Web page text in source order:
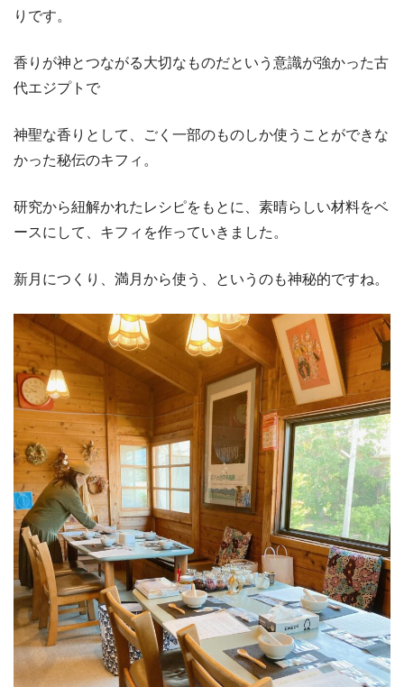
りです。
香りが神とつながる大切なものだという意識が強かった古
代エジプトで
神聖な香りとして、ごく一部のものしか使うことができな
かった秘伝のキフィ。
研究から紐解かれたレシピをもとに、素晴らしい材料をベ
ースにして、キフィを作っていきました。
新月につくり、満月から使う、というのも神秘的ですね。